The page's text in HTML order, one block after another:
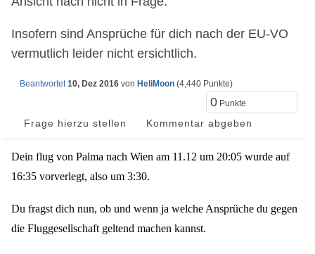
Insofern sind Ansprüche für dich nach der EU-VO
vermutlich leider nicht ersichtlich.
Beantwortet 10, Dez 2016 von HeliMoon (4,440 Punkte)
0Punkte
Dein flug von Palma nach Wien am 11.12 um 20:05 wurde auf
16:35 vorverlegt, also um 3:30.
Du fragst dich nun, ob und wenn ja welche Ansprüche du gegen
die Fluggesellschaft geltend machen kannst.